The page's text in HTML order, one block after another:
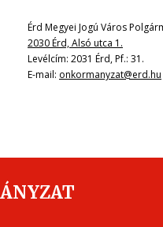
Érd Megyei Jogú Város
2030 Érd, Alsó utca 1.
Levélcím: 2031 Érd, Pf.: 31.
E-mail: onkormanyzat@erd.hu